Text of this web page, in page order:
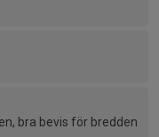
bra bevis för bredden